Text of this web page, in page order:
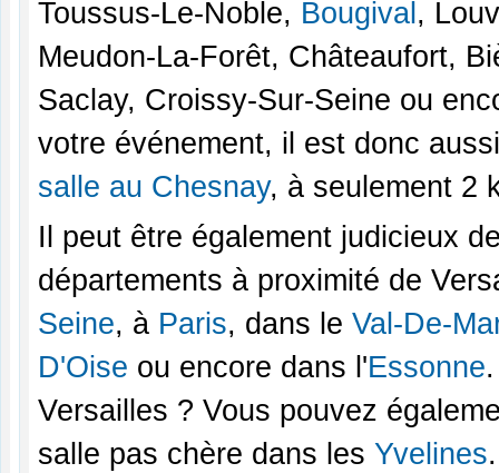
Toussus-Le-Noble, Bougival ,
Meudon-La-Forêt, Châteaufort,
Saclay, Croissy-Sur-Seine ou
votre événement, il est donc
salle au Chesnay, à seulement 2
Il peut être également judicieux
départements à proximité de
Seine, à Paris, dans le Val-De-
D'Oise ou encore dans l'Essonne
Versailles ? Vous pouvez
salle pas chère dans les Yvelines.